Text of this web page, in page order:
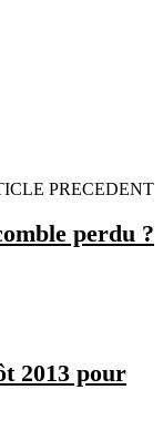
PRECEDENT
perdu ?
2013 pour